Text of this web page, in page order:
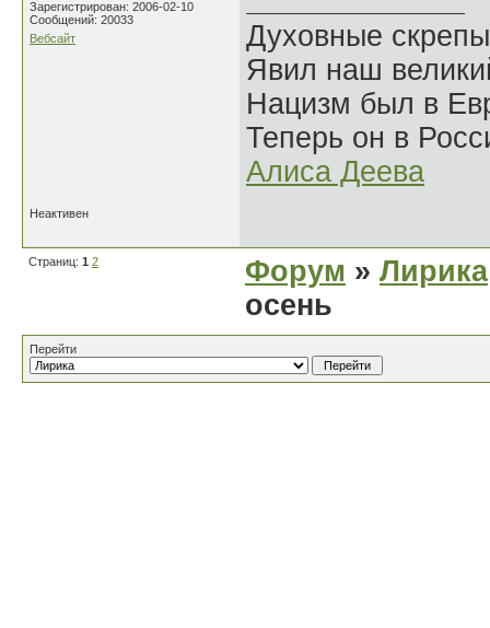
Зарегистрирован: 2006-02-10
Сообщений: 20033
Вебсайт
Духовные
Явил наш
Нацизм был в
Теперь он в
Алиса Деева
Неактивен
Страниц: 1 2 Форум » Лирика
осень
Перейти